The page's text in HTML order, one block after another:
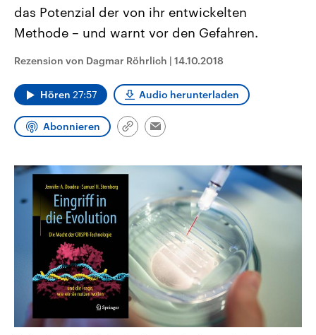
Umfragen, Prognosen,
Wahlprogramme, aktuelle Berichte
und Hintergründe zu den Parteien
Wahl.
Sendungen Programm Podcasts
das Potenzial der von ihr entwickelten
Methode – und warnt vor den Gefahren.
Rezension von Dagmar Röhrlich | 14.10.2018
Hören 27:57 Audio herunterladen
Abonnieren
Link
Email